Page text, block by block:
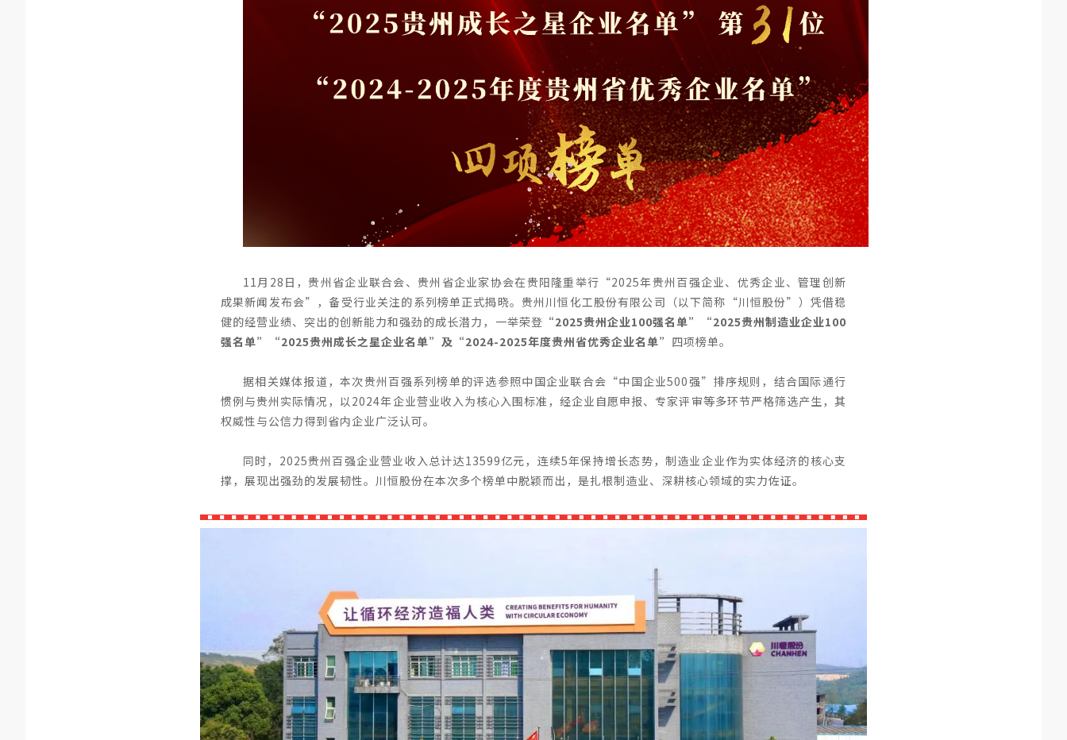
11月28日，贵州省企业联合会、贵州省企业家协会在贵阳隆重举行“2025年贵州百强企业、优秀企业、管理创新
成果新闻发布会”，备受行业关注的系列榜单正式揭晓。贵州川恒化工股份有限公司（以下简称“川恒股份”）凭借稳
健的经营业绩、突出的创新能力和强劲的成长潜力，一举荣登 “2025贵州企业100强名单”“2025贵州制造业企业100
强名单”“2025贵州成长之星企业名单”及“2024-2025年度贵州省优秀企业名单” 四项榜单。
据相关媒体报道，本次贵州百强系列榜单的评选参照中国企业联合会“中国企业500强”排序规则，结合国际通行
惯例与贵州实际情况，以2024年企业营业收入为核心入围标准，经企业自愿申报、专家评审等多环节严格筛选产生，其
权威性与公信力得到省内企业广泛认可。
同时，2025贵州百强企业营业收入总计达13599亿元，连续5年保持增长态势，制造业企业作为实体经济的核心支
撑，展现出强劲的发展韧性。川恒股份在本次多个榜单中脱颖而出，是扎根制造业、深耕核心领域的实力佐证。